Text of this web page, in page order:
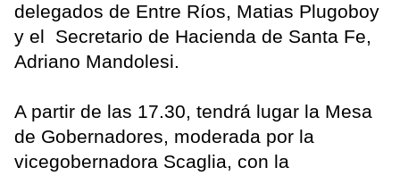
delegados de Entre Ríos, Matias Plugoboy
y el Secretario de Hacienda de Santa Fe,
Adriano Mandolesi.
A partir de las 17.30, tendrá lugar la Mesa
de Gobernadores, moderada por la
vicegobernadora Scaglia, con la